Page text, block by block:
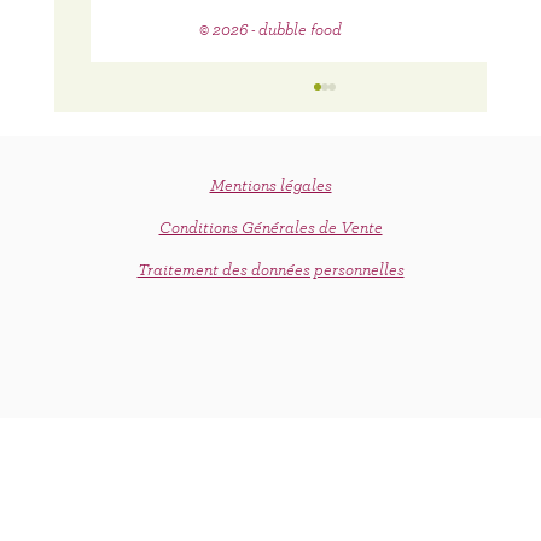
Mentions légales
Conditions Générales de Vente
© 2026 - dubble food
Traitement des données personnelles